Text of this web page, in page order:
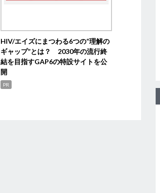
HIV/エイズにまつわる6つの“理解の
ギャップ”とは？ 2030年の流行終
結を目指すGAP6の特設サイトを公
開
PR